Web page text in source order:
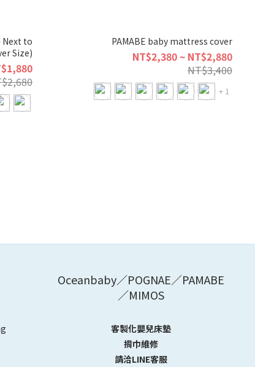
Next to
Size)
PAMABE baby mattress cover
NT$2,380 ~ NT$2,880
NT$3,400
+ 1
Oceanbaby／POGNAE／PAMABE
／MIMOS
客製化嬰兒床墊
揹巾維修
請洽LINE客服